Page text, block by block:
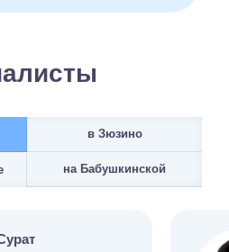
в Зюзино
на Бабушкинской